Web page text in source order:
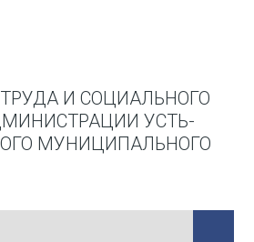
И СОЦИАЛЬНОГО
УСТЬ-
МУНИЦИПАЛЬНОГО